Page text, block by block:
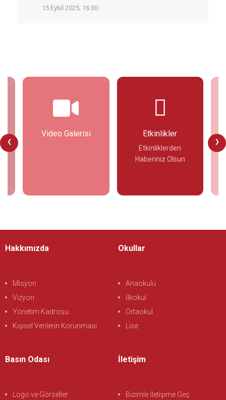
15 Eylül 2025, 16:30
‹ ›
Video Galerisi Etkinlikler
Etkinliklerden
Haberiniz Olsun
Hakkımızda
Misyon
Vizyon
Yönetim Kadrosu
Kişisel Verilerin Korunması
Okullar
Anaokulu
İlkokul
Ortaokul
Lise
Basın Odası
Logo ve Görseller
İletişim
Bizimle İletişime Geç